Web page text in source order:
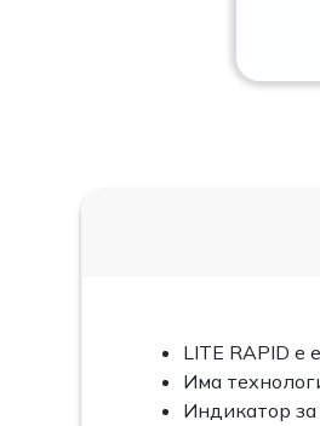
LITE RAPID е
Има
Индикатор